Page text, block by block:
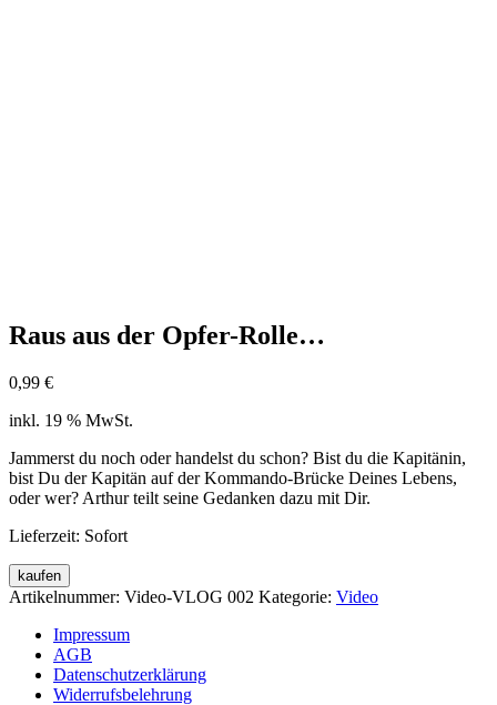
Raus aus der Opfer-Rolle…
0,99 €
inkl. 19 % MwSt.
Jammerst du noch oder handelst du schon? Bist du die Kapitänin,
bist Du der Kapitän auf der Kommando-Brücke Deines Lebens,
oder wer? Arthur teilt seine Gedanken dazu mit Dir.
Lieferzeit: Sofort
kaufen
Artikelnummer: Video-VLOG 002 Kategorie: Video
Impressum
AGB
Datenschutzerklärung
Widerrufsbelehrung